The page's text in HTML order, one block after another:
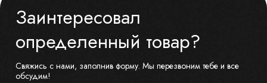
Заинтересовал
определенный товар?
Свяжись с нами, заполнив форму. Мы перезвоним тебе и все
обсудим!